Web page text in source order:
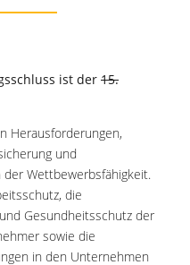
ist der 15.
Herausforderungen,
und
der Wettbewerbsfähigkeit.
die
Gesundheitsschutz der
sowie die
in den Unternehmen